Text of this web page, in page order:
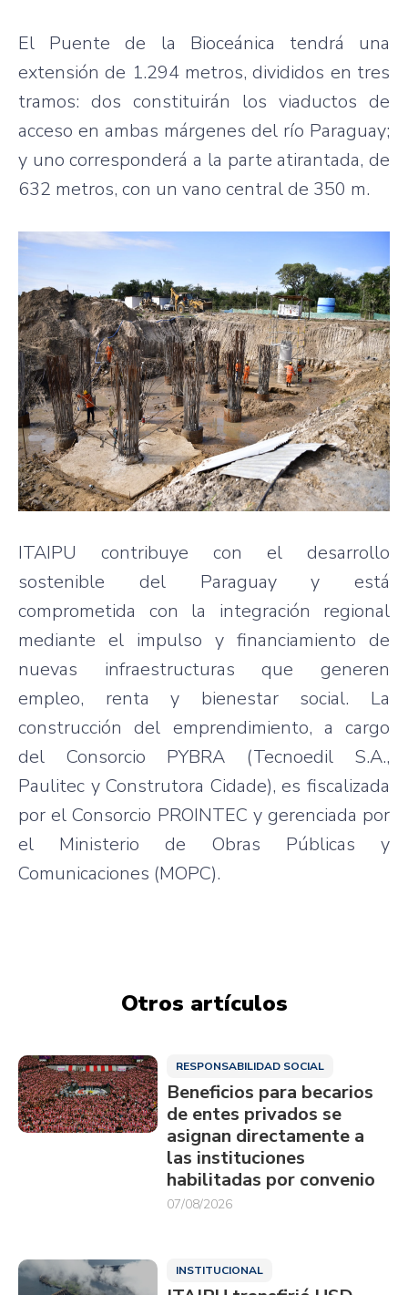
El Puente de la Bioceánica tendrá una
extensión de 1.294 metros, divididos en tres
tramos: dos constituirán los viaductos de
acceso en ambas márgenes del río Paraguay;
y uno corresponderá a la parte atirantada, de
632 metros, con un vano central de 350 m.
ITAIPU contribuye con el desarrollo
sostenible del Paraguay y está
comprometida con la integración regional
mediante el impulso y financiamiento de
nuevas infraestructuras que generen
empleo, renta y bienestar social. La
construcción del emprendimiento, a cargo
del Consorcio PYBRA (Tecnoedil S.A.,
Paulitec y Construtora Cidade), es fiscalizada
por el Consorcio PROINTEC y gerenciada por
el Ministerio de Obras Públicas y
Comunicaciones (MOPC).
Otros artículos
RESPONSABILIDAD SOCIAL
Beneficios para becarios
de entes privados se
asignan directamente a
las instituciones
habilitadas por convenio
07/08/2026
INSTITUCIONAL